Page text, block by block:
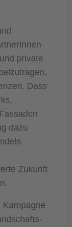
private
Dass
dazu
Zukunft
Kampagne